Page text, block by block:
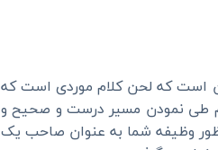
است که لحن کلام موردی است که
طی نمودن مسیر درست و صحیح و
وظیفه شما به عنوان صاحب یک